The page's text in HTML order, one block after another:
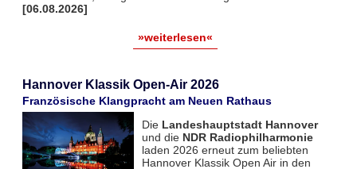
[06.08.2026]
»weiterlesen«
Hannover Klassik Open-Air 2026
Französische Klangpracht am Neuen Rathaus
Die Landeshauptstadt Hannover
und die NDR Radiophilharmonie
laden 2026 erneut zum beliebten
Hannover Klassik Open Air in den